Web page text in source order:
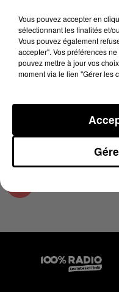
100% Radio les
5 mai 2025 - 2 min 12
LES INFOS DU
05/05/2025 À 12H01
Podcasts infos du
Vous pouvez accepter en
sélectionnant les finalités et/
Vous pouvez également
accepter". Vos préférences
pouvez mettre à jour vos
moment via le lien "Gérer les